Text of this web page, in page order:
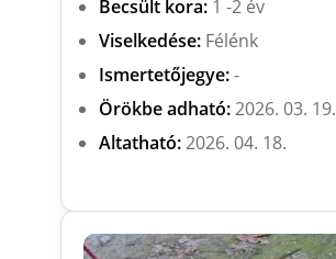
Becsült kora:1 -2 év
Viselkedése:Félénk
Ismertetőjegye:-
Örökbe adható:2026. 03. 19.
Altatható:2026. 04. 18.